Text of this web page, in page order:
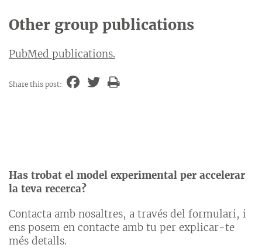
Other group publications
PubMed publications.
Share this post:
Has trobat el model experimental per accelerar
la teva recerca?
Contacta amb nosaltres, a través del formulari, i
ens posem en contacte amb tu per explicar-te
més detalls.